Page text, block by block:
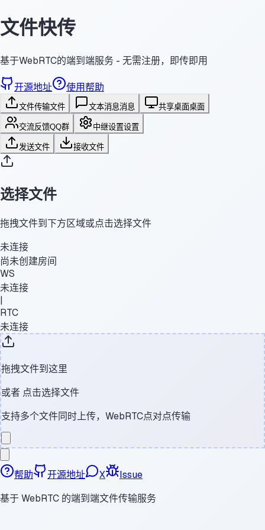
文件快传
基于WebRTC的端到端服务 - 无需注册，即传即用
开源地址 使用帮助
文件传输文件 文本消息消息 共享桌面桌面
交流反馈QQ群 中继设置设置
发送文件 接收文件
选择文件
拖拽文件到下方区域或点击选择文件
未连接
尚未创建房间
WS
未连接
|
RTC
未连接
拖拽文件到这里
或者 点击选择文件
支持多个文件同时上传，WebRTC点对点传输
帮助 开源地址 X
Issue
基于 WebRTC 的端到端文件传输服务